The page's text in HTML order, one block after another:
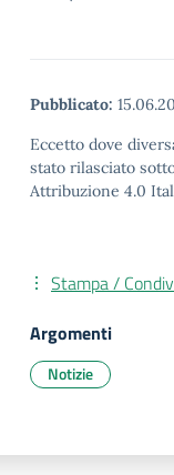
Pubblicato:
Eccetto dove
stato rilasciato
Attribuzione 4.0
Stampa /
Argomenti
Notizie